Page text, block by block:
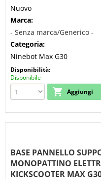
Nuovo
Marca:
- Senza marca/Generico -
Categoria:
Ninebot Max G30
Disponibilità:
Disponibile
BASE PANNELLO
MONOPATTINO
KICKSCOOTER MAX